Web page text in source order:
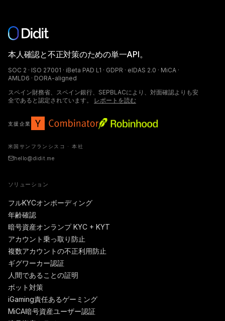
本人確認と不正対策のための単一API。
SOC 2 · ISO 27001 · iBeta PAD L1 · GDPR · eIDAS 2.0 · MiCA ·
AMLD6 · DORA-aligned
スペイン財務省、スペイン銀行、SEPBLACにより、対面確認よりも安
全であると認定されています。
レポートを読む
支援企業
米国サンフランシスコ · 本社
hello@didit.me
ソリューション
フルKYCオンボーディング
年齢確認
暗号資産オンランプ KYC + KYT
アカウント乗っ取り防止
複数アカウントの不正利用防止
ギグワーカー認証
人間であることの証明
ボット対策
iGaming責任あるゲーミング
MiCA暗号資産ユーザー認証